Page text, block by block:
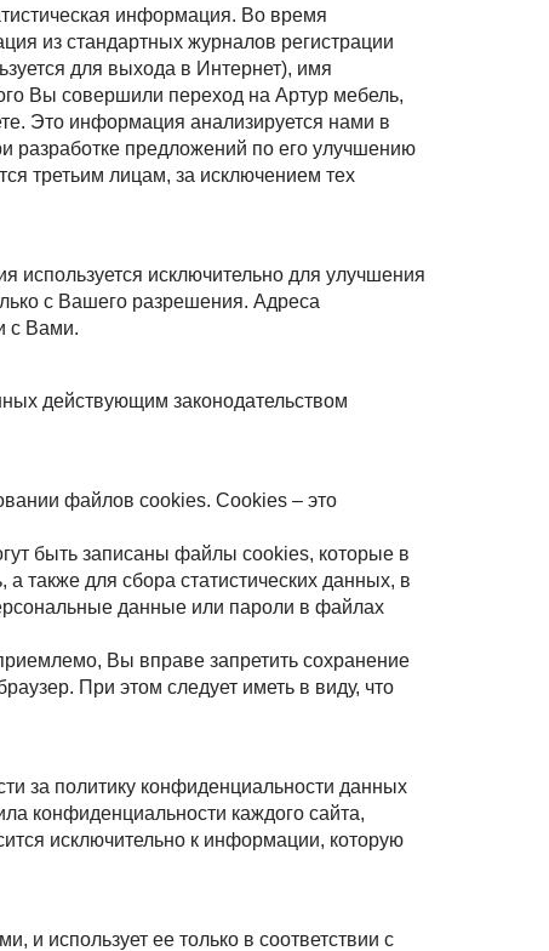
информация. Во время
из стандартных журналов регистрации
для выхода в Интернет), имя
Вы совершили переход на Артур мебель,
Это информация анализируется нами в
разработке предложений по его улучшению
третьим лицам, за исключением тех
используется исключительно для улучшения
с Вашего разрешения. Адреса
с Вами.
действующим законодательством
файлов cookies. Сookies – это
быть записаны файлы cookies, которые в
также для сбора статистических данных, в
данные или пароли в файлах
Вы вправе запретить сохранение
При этом следует иметь в виду, что
за политику конфиденциальности данных
конфиденциальности каждого сайта,
исключительно к информации, которую
и использует ее только в соответствии с